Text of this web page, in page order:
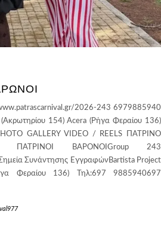
www.patrascarnival.gr/2026-243 6979885940
154) Acera (Ρήγα Φεραίου 136)
GALLERY VIDEO / REELS ΠΑΤΡΙΝΟ
ΠΑΤΡΙΝΟΙ ΒΑΡΟΝΟΙGroup 243
Συνάντησης ΕγγραφώνBartista Project
Φεραίου 136) Τηλ:697 9885940697